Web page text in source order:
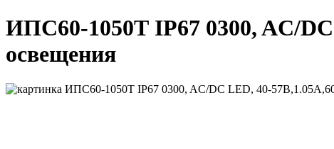
ИПС60-1050Т IP67 0300, AC/DC
освещения